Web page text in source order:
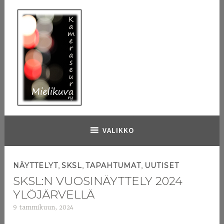
sisältöön
Kameraseura Mielikuva
VALIKKO
NÄYTTELYT ,SKSL ,TAPAHTUMAT UUTISET
SKSL:N VUOSINÄYTTELY 2024
YLÖJÄRVELLÄ
9 tammikuun, 2024